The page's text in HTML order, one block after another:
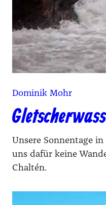
Dominik Mohr
Unsere Sonnentage
uns dafür keine
Chaltén.